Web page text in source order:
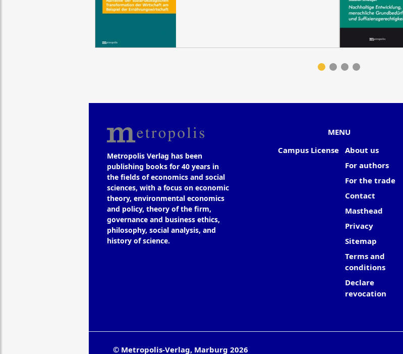
Metropolis Verlag has been
publishing books for 40 years in
the fields of economics and social
sciences, with a focus on economic
theory, environmental economics
and policy, theory of the firm,
governance and business ethics,
philosophy, social analysis, and
history of science.
MENU
Campus License
About us
For authors
For the trade
Contact
Masthead
Privacy
Sitemap
Terms and
conditions
Declare
revocation
© Metropolis-Verlag, Marburg 2026